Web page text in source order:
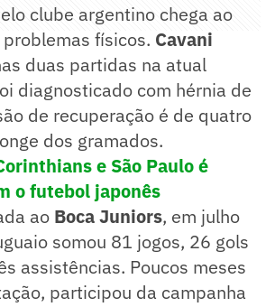
clube argentino chega ao
físicos. Cavani
duas partidas na atual
diagnosticado com hérnia de
de recuperação é de quatro
dos gramados.
e São Paulo é
o futebol japonês
ao Boca Juniors, em julho
somou 81 jogos, 26 gols
assistências. Poucos meses
participou da campanha